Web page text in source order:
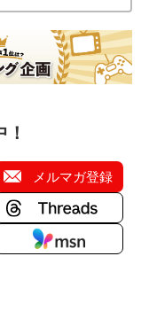
メルマガ登録